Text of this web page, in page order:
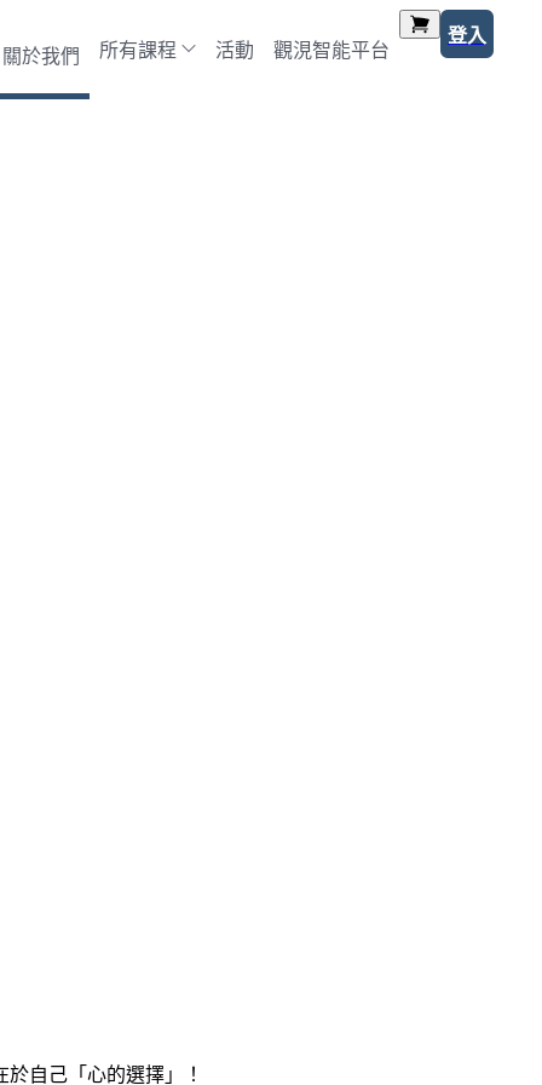
關於我們 所有課程 活動 觀涀智能平台
登入
自己「心的選擇」！